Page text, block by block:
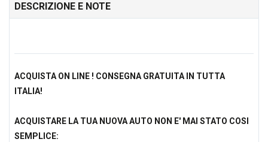
DESCRIZIONE E NOTE
ACQUISTA ON LINE ! CONSEGNA GRATUITA IN TUTTA
ITALIA!
ACQUISTARE LA TUA NUOVA AUTO NON E' MAI STATO COSI
SEMPLICE: